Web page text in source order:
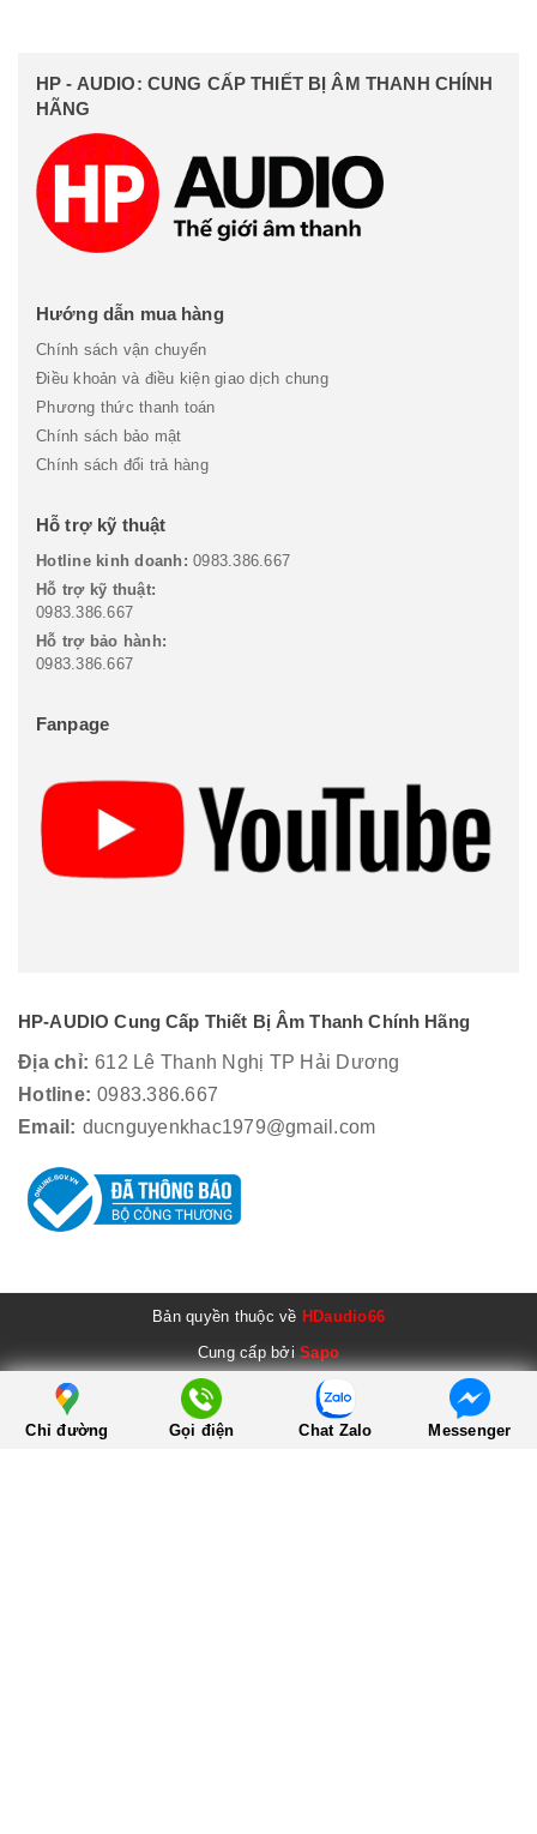
HP - AUDIO: CUNG CẤP THIẾT BỊ ÂM THANH CHÍNH
HÃNG
Hướng dẫn mua hàng
Chính sách vận chuyển
Điều khoản và điều kiện giao dịch chung
Phương thức thanh toán
Chính sách bảo mật
Chính sách đổi trả hàng
Hỗ trợ kỹ thuật
Hotline kinh doanh: 0983.386.667
Hỗ trợ kỹ thuật:
0983.386.667
Hỗ trợ bảo hành:
0983.386.667
Fanpage
HP-AUDIO Cung Cấp Thiết Bị Âm Thanh Chính Hãng
Địa chỉ: 612 Lê Thanh Nghị TP Hải Dương
Hotline: 0983.386.667
Email: ducnguyenkhac1979@gmail.com
Bản quyền thuộc về HDaudio66
Cung cấp bởiSapo
Chỉ đường Gọi điện Chat Zalo Messenger